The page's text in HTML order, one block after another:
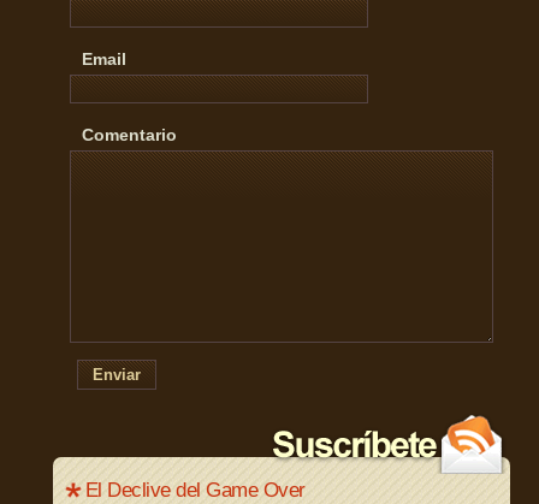
Email
Comentario
Enviar
El Declive del Game Over